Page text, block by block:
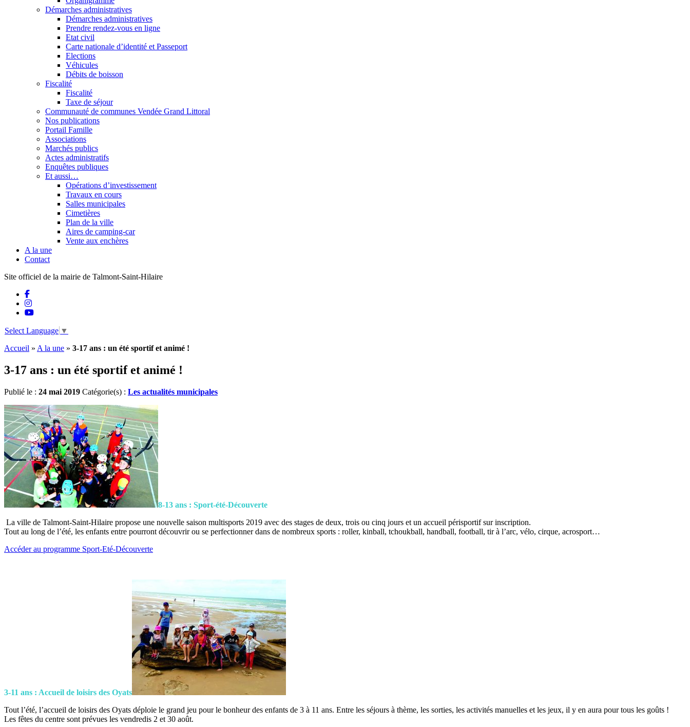
Démarches administratives
Démarches administratives
Prendre rendez-vous en ligne
Etat civil
Carte nationale d’identité et Passeport
Elections
Véhicules
Débits de boisson
Fiscalité
Fiscalité
Taxe de séjour
Communauté de communes Vendée Grand Littoral
Nos publications
Portail Famille
Associations
Marchés publics
Actes administratifs
Enquêtes publiques
Et aussi…
Opérations d’investissement
Travaux en cours
Salles municipales
Cimetières
Plan de la ville
Aires de camping-car
Vente aux enchères
A la une
Contact
Site officiel de la mairie de Talmont-Saint-Hilaire
Select Language ▼
Accueil » A la une » 3-17 ans : un été sportif et animé !
3-17 ans : un été sportif et animé !
Publié le : 24 mai 2019 Catégorie(s) : Les actualités municipales
8-13 ans : Sport-été-Découverte
La ville de Talmont-Saint-Hilaire propose une nouvelle saison multisports 2019 avec des stages de deux, trois ou cinq jours et un accueil périsportif sur inscription.
Tout au long de l’été, les enfants entre pourront découvrir ou se perfectionner dans de nombreux sports : roller, kinball, tchoukball, handball, football, tir à l’arc, vélo, cirque, acrosport…
Accéder au programme Sport-Eté-Découverte
3-11 ans : Accueil de loisirs des Oyats
Tout l’été, l’accueil de loisirs des Oyats déploie le grand jeu pour le bonheur des enfants de 3 à 11 ans. Entre les séjours à thème, les sorties, les activités manuelles et les jeux, il y en aura pour tous les goûts !
Les fêtes du centre sont prévues les vendredis 2 et 30 août.